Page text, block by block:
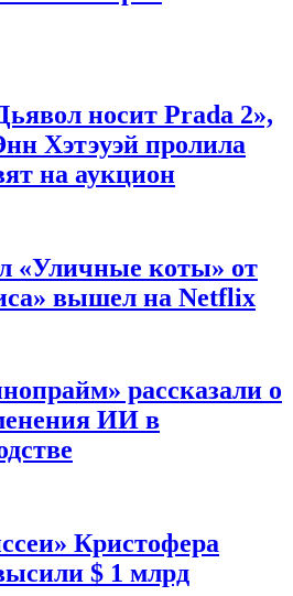
носит Prada 2»,
Хэтэуэй пролила
на аукцион
«Уличные коты» от
вышел на Netflix
рассказали о
ИИ в
Кристофера
$ 1 млрд